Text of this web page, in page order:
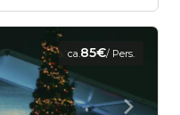
ca.85€/ Pers.